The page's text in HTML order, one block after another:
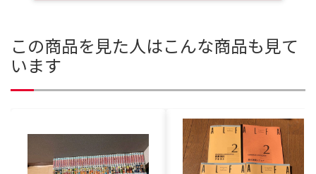
この商品を見た人はこんな商品も見て
います